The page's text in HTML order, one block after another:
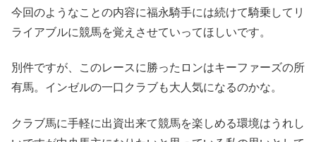
今回のようなことの内容に福永騎手には続けて騎乗してリ
ライアブルに競馬を覚えさせていってほしいです。
別件ですが、このレースに勝ったロンはキーファーズの所
有馬。インゼルの一口クラブも大人気になるのかな。
クラブ馬に手軽に出資出来て競馬を楽しめる環境はうれし